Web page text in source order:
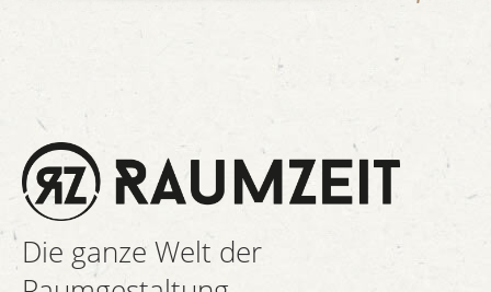
Die ganze Welt der